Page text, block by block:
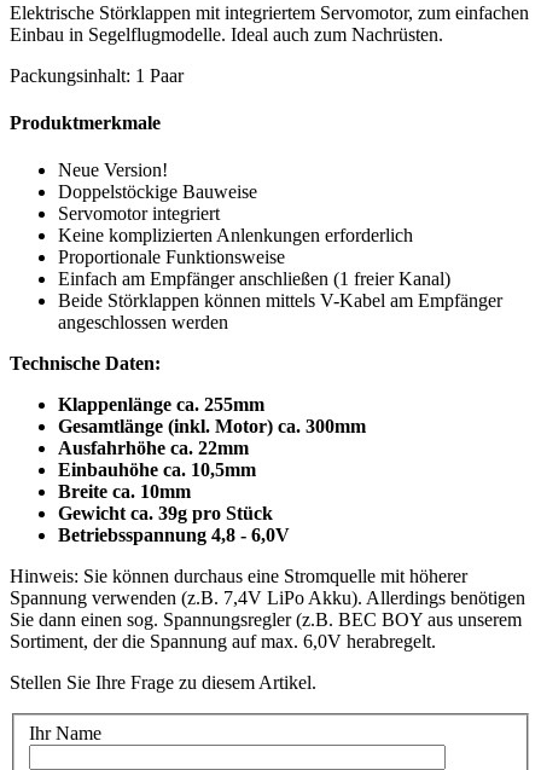
Elektrische Störklappen mit integriertem Servomotor, zum einfachen
Einbau in Segelflugmodelle. Ideal auch zum Nachrüsten.
Packungsinhalt: 1 Paar
Produktmerkmale
Neue Version!
Doppelstöckige Bauweise
Servomotor integriert
Keine komplizierten Anlenkungen erforderlich
Proportionale Funktionsweise
Einfach am Empfänger anschließen (1 freier Kanal)
Beide Störklappen können mittels V-Kabel am Empfänger
angeschlossen werden
Technische Daten:
Klappenlänge ca. 255mm
Gesamtlänge (inkl. Motor) ca. 300mm
Ausfahrhöhe ca. 22mm
Einbauhöhe ca. 10,5mm
Breite ca. 10mm
Gewicht ca. 39g pro Stück
Betriebsspannung 4,8 - 6,0V
Hinweis: Sie können durchaus eine Stromquelle mit höherer
Spannung verwenden (z.B. 7,4V LiPo Akku). Allerdings benötigen
Sie dann einen sog. Spannungsregler (z.B. BEC BOY aus unserem
Sortiment, der die Spannung auf max. 6,0V herabregelt.
Stellen Sie Ihre Frage zu diesem Artikel.
Ihr Name